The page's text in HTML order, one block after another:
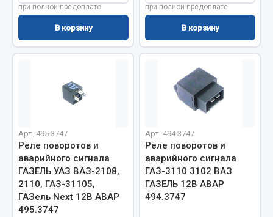
Двигатель
Система выпуска газа
Сцепление
Тормозная система
Весь раздел
Запчасти ЯМЗ
при полной предоплате
В корзину
при полной предоплате
В корзину
Арт. 495.3747
Реле поворотов и
аварийного сигнала
ГАЗЕЛЬ УАЗ ВАЗ-2108,
2110, ГАЗ-31105,
ГАЗель Next 12В АВАР
495.3747
Арт. 494.3747
Реле поворотов и
аварийного сигнала
ГАЗ-3110 3102 ВАЗ
ГАЗЕЛЬ 12В АВАР
494.3747